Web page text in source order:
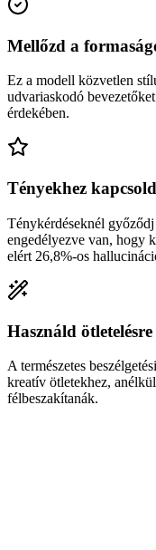
Mellőzd a
Ez a modell közvetlen
udvariaskodó
érdekében.
Tényekhez
Ténykérdéseknél
engedélyezve van, hogy
elért 26,8%-os
Használd ötletelésre
A természetes
kreatív ötletekhez,
félbeszakítanák.